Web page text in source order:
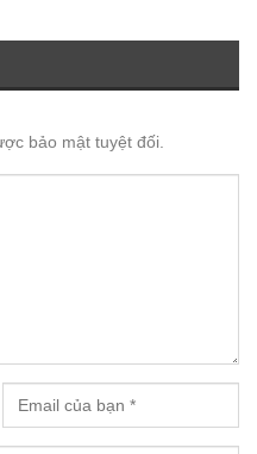
bảo mật tuyệt đối.